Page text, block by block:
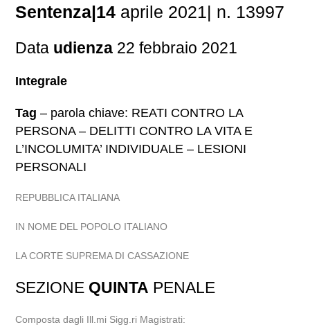
Sentenza|14 aprile 2021| n. 13997
Data udienza 22 febbraio 2021
Integrale
Tag – parola chiave: REATI CONTRO LA
PERSONA – DELITTI CONTRO LA VITA E
L’INCOLUMITA’ INDIVIDUALE – LESIONI
PERSONALI
REPUBBLICA ITALIANA
IN NOME DEL POPOLO ITALIANO
LA CORTE SUPREMA DI CASSAZIONE
SEZIONE QUINTA PENALE
Composta dagli Ill.mi Sigg.ri Magistrati: